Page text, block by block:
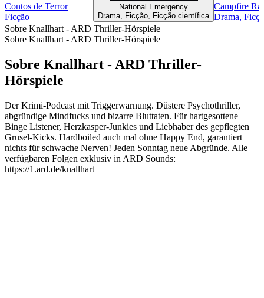
Contos de Terror
Ficção
National Emergency
Drama, Ficção, Ficção científica
Campfire
Drama,
Sobre Knallhart - ARD Thriller-Hörspiele
Sobre Knallhart - ARD Thriller-Hörspiele
Sobre Knallhart - ARD Thriller-
Hörspiele
Der Krimi-Podcast mit Triggerwarnung. Düstere Psychothriller,
abgründige Mindfucks und bizarre Bluttaten. Für hartgesottene
Binge Listener, Herzkasper-Junkies und Liebhaber des gepflegten
Grusel-Kicks. Hardboiled auch mal ohne Happy End, garantiert
nichts für schwache Nerven! Jeden Sonntag neue Abgründe. Alle
verfügbaren Folgen exklusiv in ARD Sounds:
https://1.ard.de/knallhart